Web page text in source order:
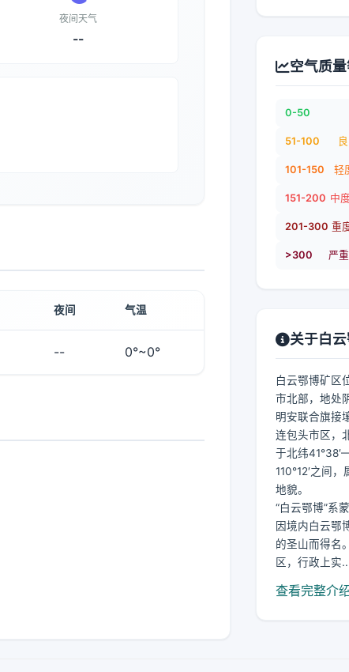
夜间天气
--
夜间 气温
-- 0°~0°
空气质
0-50
51-100 良
101-150 轻
151-200 中
201-300 重
>300 严
关于白
白云鄂博矿区
市北部，地处
明安联合旗接
连包头市区，
于北纬
110°12′之间
地貌。
“白云鄂博”系
因境内白云鄂
的圣山而得名
区，行政上实
查看完整介